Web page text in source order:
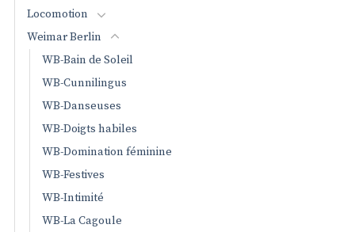
Locomotion
Weimar Berlin
WB-Bain de Soleil
WB-Cunnilingus
WB-Danseuses
WB-Doigts habiles
WB-Domination féminine
WB-Festives
WB-Intimité
WB-La Cagoule